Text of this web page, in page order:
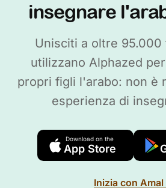
insegnare
Unisciti a oltre 95.000
utilizzano Alphazed
propri figli l'arabo: non è
esperienza di
Download on the
App Store
Inizia con